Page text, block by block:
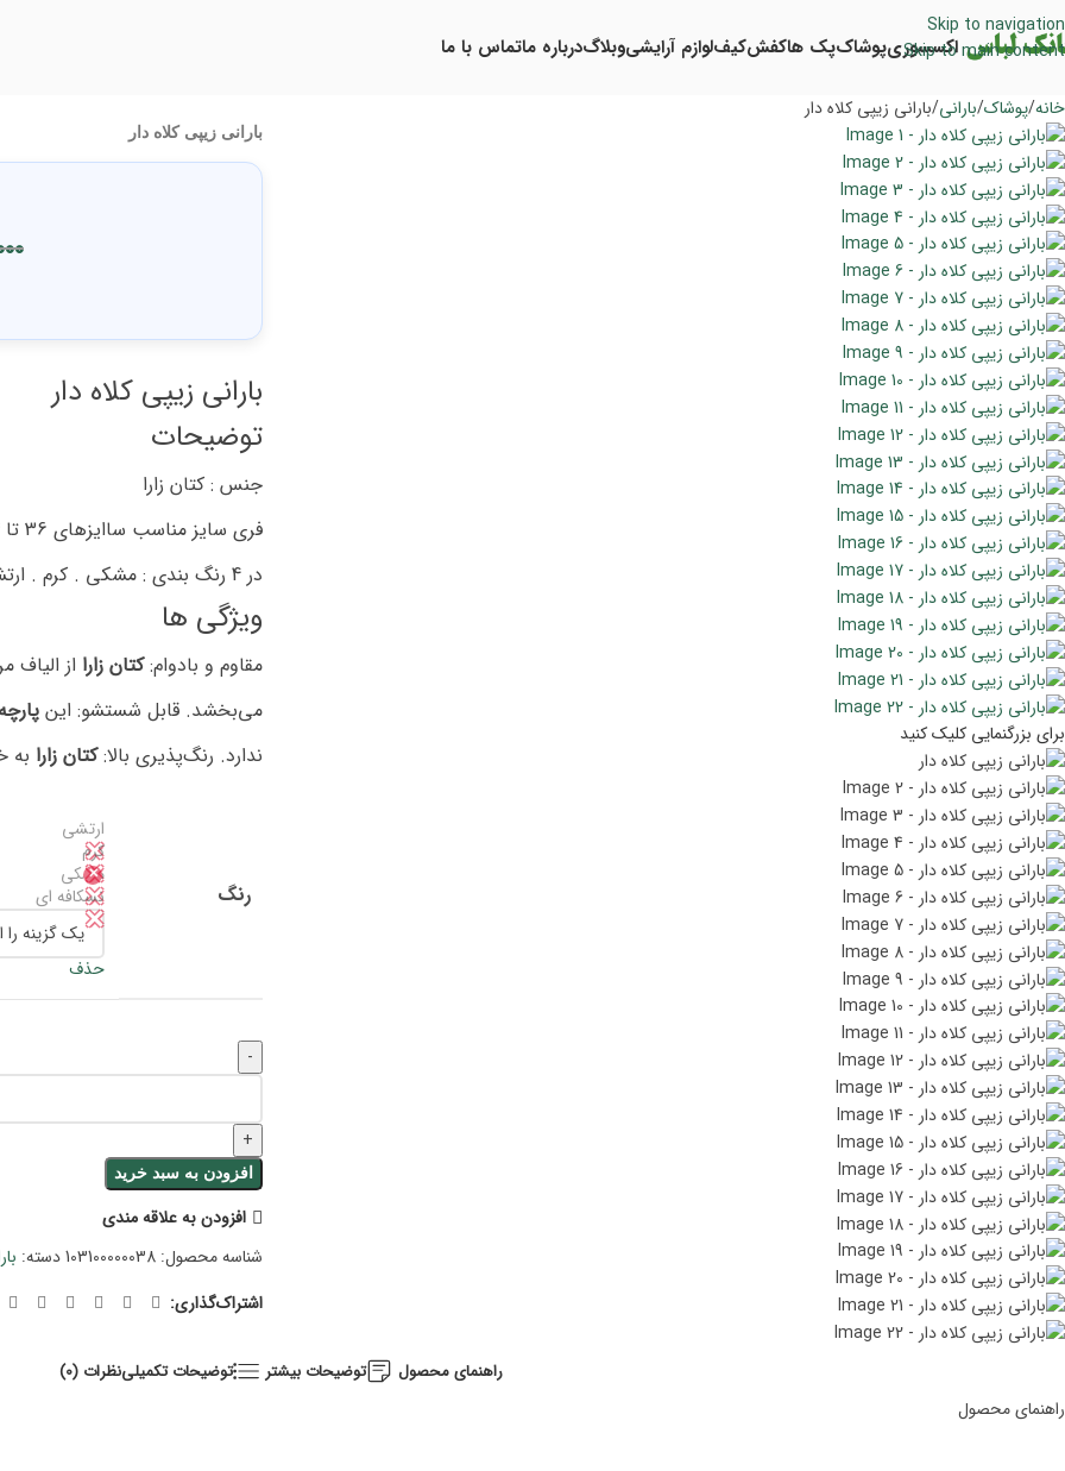
Skip to navigation
Skip to main content
اکسسوریپوشاکپک هاکفشکیفلوازم آرایشیوبلاگدرباره ماتماس با ما
خانه پوشاک بارانی بارانی زیپی کلاه دار
برای بزرگنمایی کلیک کنید
بارانی زیپی کلاه دار
بارانی زیپی کلاه دار
توضیحات
جنس : کتان زارا
فری سایز مناسب ساایزهای 36 تا 44 که جزئیات کامل آن درراهنمای سایز بندی قید شده است
در 4 رنگ بندی : مشکی . کرم . ارتشی . نسکافه ای که در تصاویر محصول قابل مشاهده است
ویژگی ها
مقاوم و بادوام:کتان زارا از
می‌بخشد. قابل شستشو: این پارچه
ندارد. رنگ‌پذیری بالا:کتان زارا به
رنگ
ارتشی
✕
کرم
✕
مشکی
✕
نسکافه ای
✕
حذف
افزودن به سبد خرید
افزودن به علاقه مندی
شناسه محصول: 103100000038دسته:
اشتراک‌گذاری:
راهنمای محصول توضیحات بیشتر توضیحات تکمیلینظرات (0)
راهنمای محصول